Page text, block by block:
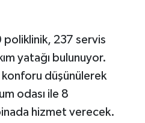
poliklinik, 237 servis
yatağı bulunuyor.
konforu düşünülerek
odası ile 8
hizmet verecek.